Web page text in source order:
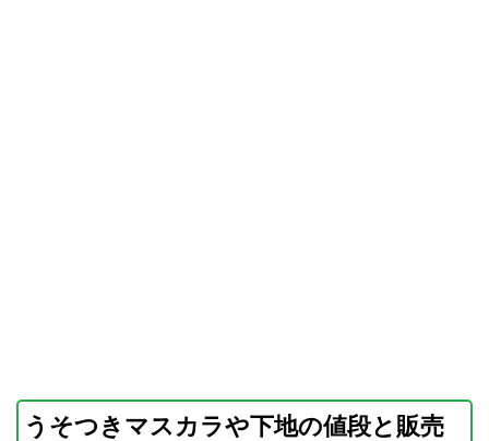
うそつきマスカラや下地の値段と販売